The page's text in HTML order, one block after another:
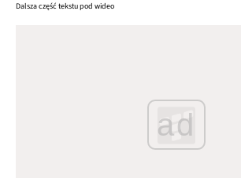
Dalsza część tekstu pod wideo
ad